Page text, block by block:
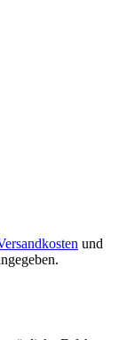
und